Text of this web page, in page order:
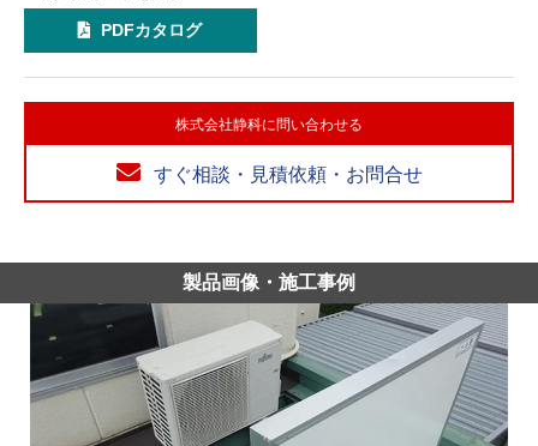
PDFカタログ
株式会社静科に問い合わせる
すぐ相談・見積依頼・お問合せ
製品画像・施工事例